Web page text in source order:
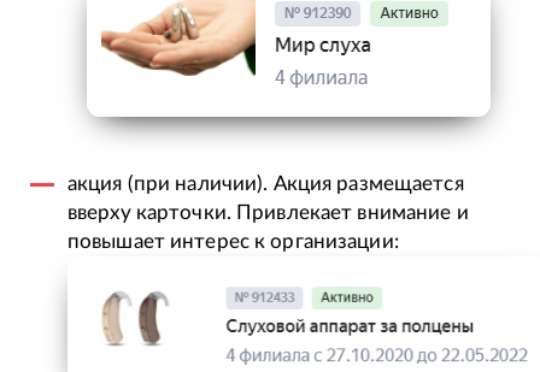
акция (при наличии). Акция размещается
вверху карточки. Привлекает внимание и
повышает интерес к организации: